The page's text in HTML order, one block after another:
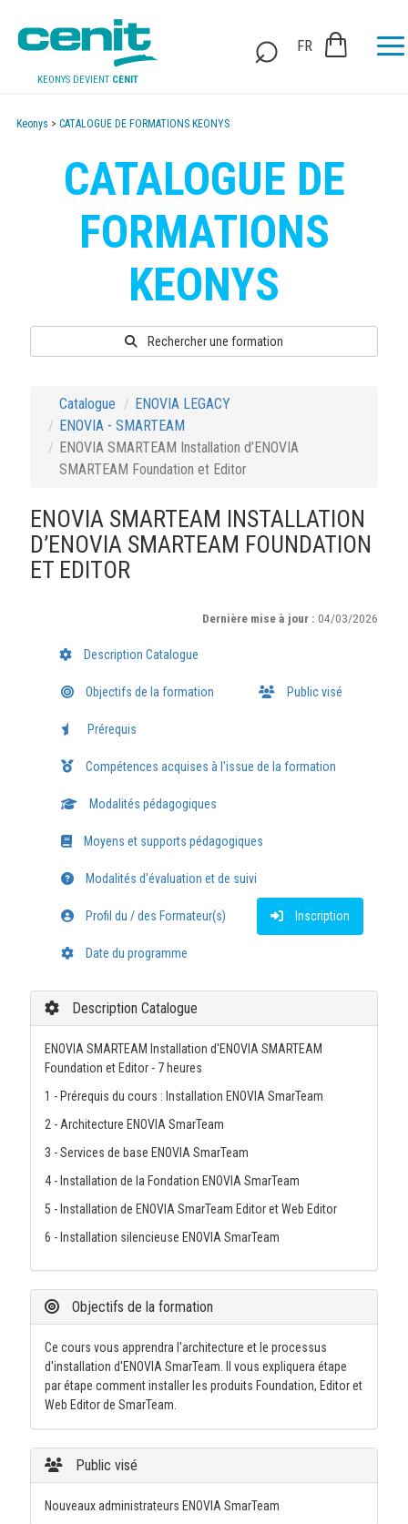
KEONYS DEVIENT CENIT
FR
Keonys > CATALOGUE DE FORMATIONS KEONYS
CATALOGUE DE
FORMATIONS
KEONYS
Rechercher une formation
Catalogue
ENOVIA LEGACY
ENOVIA - SMARTEAM
ENOVIA SMARTEAM Installation d’ENOVIA
SMARTEAM Foundation et Editor
ENOVIA SMARTEAM INSTALLATION
D’ENOVIA SMARTEAM FOUNDATION
ET EDITOR
Dernière mise à jour :04/03/2026
Description Catalogue
Objectifs de la formation Public visé
Prérequis
Compétences acquises à l'issue de la formation
Modalités pédagogiques
Moyens et supports pédagogiques
Modalités d'évaluation et de suivi
Profil du / des Formateur(s) Inscription
Date du programme
Description Catalogue
ENOVIA SMARTEAM Installation d'ENOVIA SMARTEAM
Foundation et Editor - 7 heures
1 - Prérequis du cours : Installation ENOVIA SmarTeam
2 - Architecture ENOVIA SmarTeam
3 - Services de base ENOVIA SmarTeam
4 - Installation de la Fondation ENOVIA SmarTeam
5 - Installation de ENOVIA SmarTeam Editor et Web Editor
6 - Installation silencieuse ENOVIA SmarTeam
Objectifs de la formation
Ce cours vous apprendra l'architecture et le processus
d'installation d'ENOVIA SmarTeam. Il vous expliquera étape
par étape comment installer les produits Foundation, Editor et
Web Editor de SmarTeam.
Public visé
Nouveaux administrateurs ENOVIA SmarTeam